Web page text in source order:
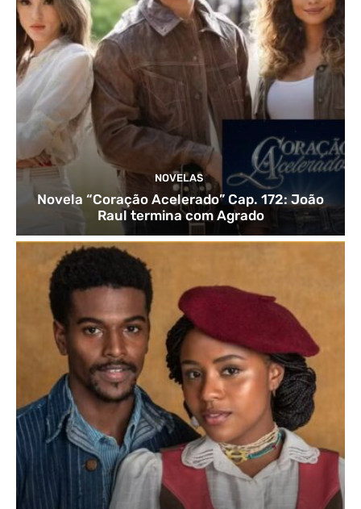
NOVELAS
Novela “Coração Acelerado” Cap. 172: João
Raul termina com Agrado